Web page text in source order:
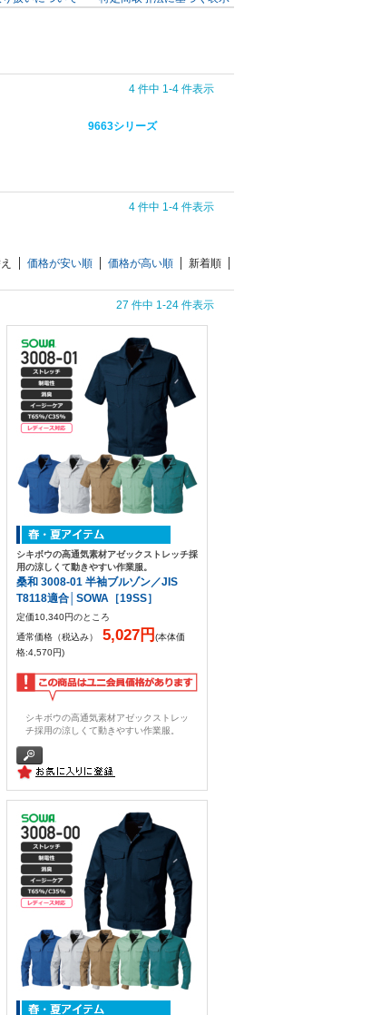
4 件中 1-4 件表示
9663シリーズ
4 件中 1-4 件表示
価格が安い順 価格が高い順 新着順
27 件中 1-24 件表示
シキボウの高通気素材アゼックストレッチ採
用の涼しくて動きやすい作業服。
桑和 3008-01 半袖ブルゾン／JIS
T8118適合│SOWA［19SS］
定価10,340円のところ
通常価格（税込み）
5,027円(本体価
格:4,570円)
シキボウの高通気素材アゼックストレッ
チ採用の涼しくて動きやすい作業服。